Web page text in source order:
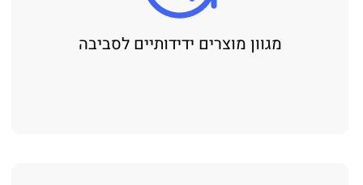
מגוון מוצרים ידידותיים לסביבה